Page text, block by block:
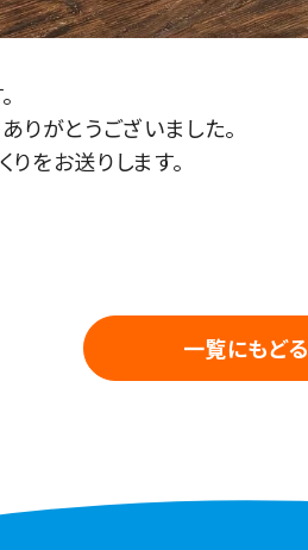
ありがとうございま した。
りをお送りします。
一覧にもどる